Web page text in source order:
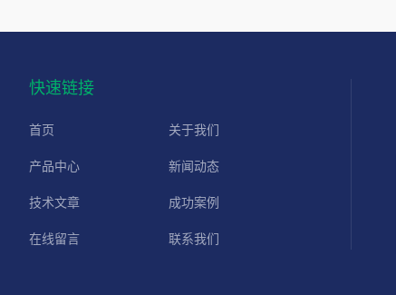
快速链接
首页 关于我们
产品中心 新闻动态
技术文章 成功案例
在线留言 联系我们